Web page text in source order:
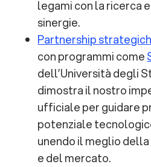
legami con la ricerca
sinergie.
Partnership
con programmi come
dell’Università degli
dimostra il nostro
ufficiale per guidare
potenziale
unendo il meglio
e del mercato.